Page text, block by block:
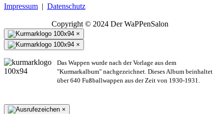
Impressum | Datenschutz
Copyright © 2024 Der WaPPenSalon
×
×
Das Wappen wurde nach der Vorlage aus dem
"Kurmarkalbum" nachgezeichnet. Dieses Album beinhaltet
über 640 Fußballwappen aus der Zeit von 1930-1931.
×